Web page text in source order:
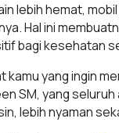
lebih hemat,
Hal ini
bagi kesehatan
kamu yang ingin
SM, yang
lebih nyaman